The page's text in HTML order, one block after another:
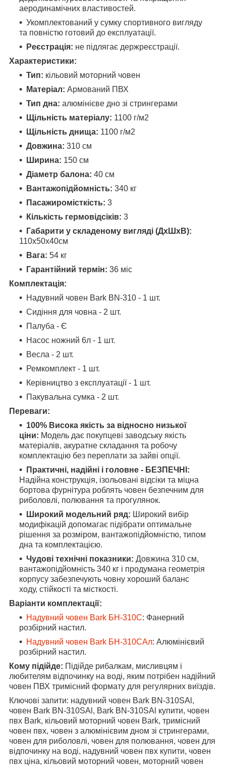
аеродинамічних властивостей.
Укомплектований у сумку спортивного вигляду
та повністю готовий до експлуатації.
Реєстрація: не підлягає держреєстрації.
Характеристики:
Тип: кільовий моторний човен
Матеріал: Армований ПВХ
Тип дна: алюмінієве дно зі стрингерами
Щільність матеріалу: 1100 г/м2
Щільність днища: 1100 г/м2
Довжина: 310 см
Ширина: 150 см
Діаметр балона: 40 см
Вантажопідйомність: 340 кг
Пасажиромісткість: 3
Кількість гермовідсіків: 3
Габарити у складеному вигляді (ДхШхВ):
110х50х40см
Вага: 54 кг
Гарантійний термін: 36 міс
Комплектація:
Надувний човен Bark BN-310 - 1 шт.
Сидіння для човна - 2 шт.
Палуба - Є
Насос ножний 6л - 1 шт.
Весла - 2 шт.
Ремкомплект - 1 шт.
Керівництво з експлуатації - 1 шт.
Пакувальна сумка - 2 шт.
Переваги:
100% Висока якість за відносно низької
ціни: Модель дає покупцеві заводську якість
матеріалів, акуратне складання та робочу
комплектацію без переплати за зайві опції.
Практичні, надійні і головне - БЕЗПЕЧНІ:
Надійна конструкція, ізольовані відсіки та міцна
бортова фурнітура роблять човен безпечним для
риболовлі, полювання та прогулянок.
Широкий модельний ряд: Широкий вибір
модифікацій допомагає підібрати оптимальне
рішення за розміром, вантажопідйомністю, типом
дна та комплектацією.
Чудові технічні показники: Довжина 310 см,
вантажопідйомність 340 кг і продумана геометрія
корпусу забезпечують човну хороший баланс
ходу, стійкості та місткості.
Варіанти комплектації:
Надувний човен Bark БН-310С: Фанерний
розбірний настил.
Надувний човен Bark БН-310САл: Алюмінієвий
розбірний настил.
Кому підійде: Підійде рибалкам, мисливцям і
любителям відпочинку на воді, яким потрібен надійний
човен ПВХ тримісний формату для регулярних виїздів.
Ключові запити: надувний човен Bark BN-310SAl,
човен Bark BN-310SAl, Bark BN-310SAl купити, човен
пвх Bark, кільовий моторний човен Bark, тримісний
човен пвх, човен з алюмінієвим дном зі стрингерами,
човен для риболовлі, човен для полювання, човен для
відпочинку на воді, надувний човен пвх купити, човен
пвх ціна, кільовий моторний човен, моторний човен